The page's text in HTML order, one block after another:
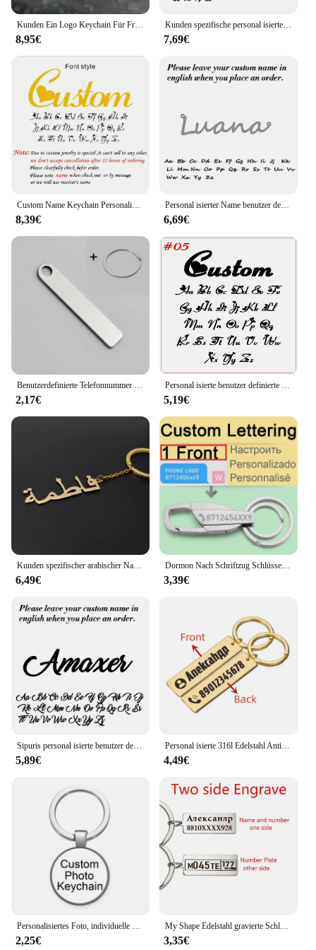
professional use.
Kunden Ein Logo Keychain Für Frauen Männer BFF Schmuck Edelstahl Custom Name Brief Schlüssel Kette Anhänger Schlüsselring Zubehör
8,95€
Kunden spezifische personal isierte Name Anhänger Schlüssel bund benutzer definierte Liebhaber Name Text Schlüssel anhänger Edelstahl Llavero für Frauen Männer Schlüssel ring
7,69€
Custom Name Keychain Personalisierte Edelstahl Anhänger Schlüsselanhänger für Frauen Männer Angepasst Typenschild Schlüsselring Schmuck Geschenke
8,39€
Personal isierter Name benutzer definierte Schlüssel bund Männer Frauen Edelstahl Name Schlüssel anhänger benutzer definierte Brief Logo Schlüssel anhänger Schmuck Geschenk
6,69€
2,17€ 5,19€
6,49€
Dormon Nach Schriftzug Schlüsselanhänger Stahl Schlüsselanhänger Metall Gravieren Name Angepasst Logo Schlüssel Kette für Auto Frauen Männer Geschenk K372
3,39€
5,89€
Personal isierte 316l Edelstahl Anti-Lost Schlüssel bund benutzer definierte gravierte Name Telefon Nr. Chic Schlüssel ringe für Frauen Männer Geschenk
4,49€
2,25€
My Shape Edelstahl gravierte Schlüssel anhänger für Auto Logo Nummern schild Nummer Name Anti-Lost Schlüssel bund Neujahr Geschenke Schlüssel halter
3,35€